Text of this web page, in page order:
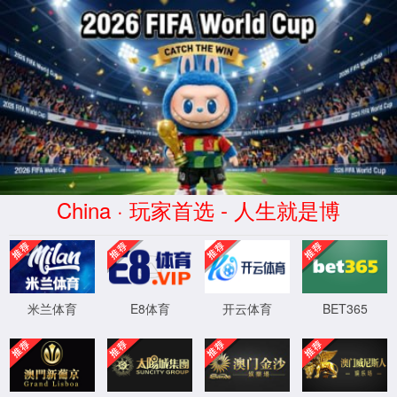
公海gh555000aa线路检测
中心